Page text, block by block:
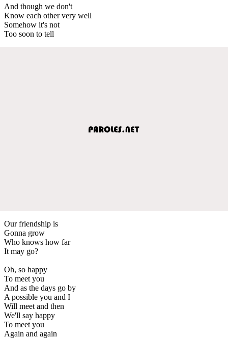
And though we don't
Know each other very well
Somehow it's not
Too soon to tell
Our friendship is
Gonna grow
Who knows how far
It may go?
Oh, so happy
To meet you
And as the days go by
A possible you and I
Will meet and then
We'll say happy
To meet you
Again and again